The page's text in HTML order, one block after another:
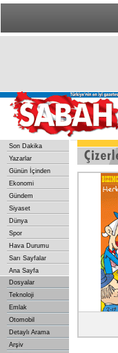
Son Dakika
Yazarlar
Günün İçinden
Ekonomi
Gündem
Siyaset
Dünya
Spor
Hava Durumu
Sarı Sayfalar
Ana Sayfa
Dosyalar
Teknoloji
Emlak
Otomobil
Detaylı Arama
Arşiv